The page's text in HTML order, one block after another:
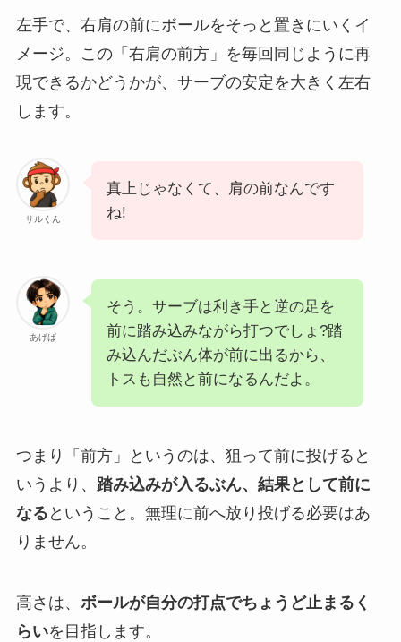
左手で、右肩の前にボールをそっと置きにいくイ
メージ。この「右肩の前方」を毎回同じように再
現できるかどうかが、サーブの安定を大きく左右
します。
サルくん
真上じゃなくて、肩の前なんです
ね!
あげば
そう。サーブは利き手と逆の足を
前に踏み込みながら打つでしょ?踏
み込んだぶん体が前に出るから、
トスも自然と前になるんだよ。
つまり「前方」というのは、狙って前に投げると
いうより、 踏み込みが入るぶん、結果として前に
なる ということ。無理に前へ放り投げる必要はあ
りません。
高さは、 ボールが自分の打点でちょうど止まるく
らいを目指します。